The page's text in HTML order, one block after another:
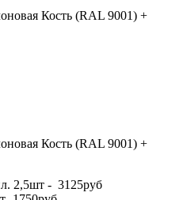
Кость (RAL 9001) +
Кость (RAL 9001) +
2,5шт - 3125руб